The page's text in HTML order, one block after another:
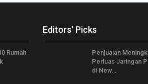
Rumah
Editors' Picks
Penjualan
Perluas Jaringan
di New…